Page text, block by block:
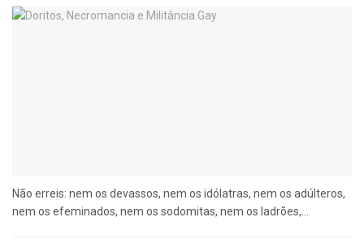
Não erreis: nem os devassos, nem os idólatras, nem os adúlteros,
nem os efeminados, nem os sodomitas, nem os ladrões,...